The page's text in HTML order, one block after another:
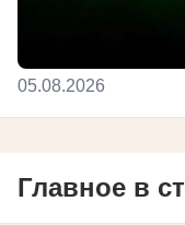
05.08.2026
Главное в